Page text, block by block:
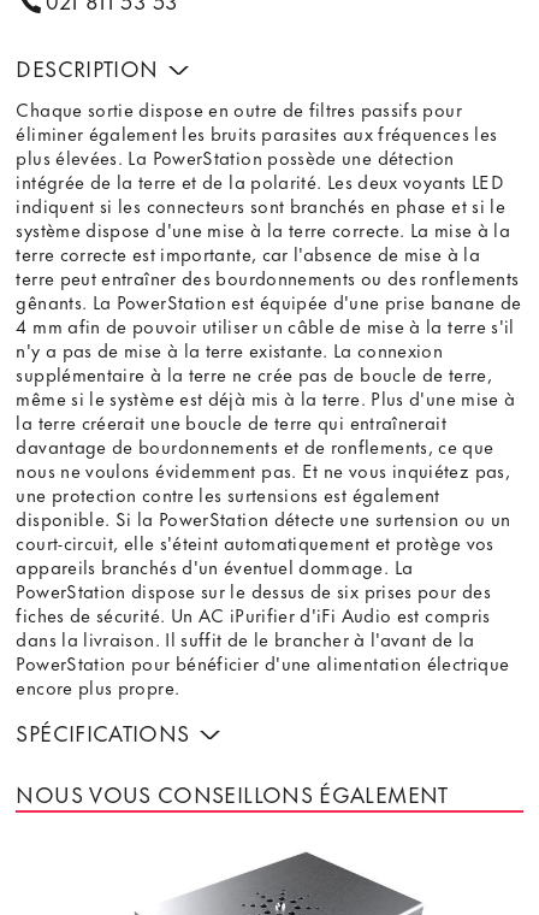
DESCRIPTION
Chaque sortie dispose en outre de filtres passifs pour
éliminer également les bruits parasites aux fréquences les
plus élevées. La PowerStation possède une détection
intégrée de la terre et de la polarité. Les deux voyants LED
indiquent si les connecteurs sont branchés en phase et si le
système dispose d'une mise à la terre correcte. La mise à la
terre correcte est importante, car l'absence de mise à la
terre peut entraîner des bourdonnements ou des ronflements
gênants. La PowerStation est équipée d'une prise banane de
4 mm afin de pouvoir utiliser un câble de mise à la terre s'il
n'y a pas de mise à la terre existante. La connexion
supplémentaire à la terre ne crée pas de boucle de terre,
même si le système est déjà mis à la terre. Plus d'une mise à
la terre créerait une boucle de terre qui entraînerait
davantage de bourdonnements et de ronflements, ce que
nous ne voulons évidemment pas. Et ne vous inquiétez pas,
une protection contre les surtensions est également
disponible. Si la PowerStation détecte une surtension ou un
court-circuit, elle s'éteint automatiquement et protège vos
appareils branchés d'un éventuel dommage. La
PowerStation dispose sur le dessus de six prises pour des
fiches de sécurité. Un AC iPurifier d'iFi Audio est compris
dans la livraison. Il suffit de le brancher à l'avant de la
PowerStation pour bénéficier d'une alimentation électrique
encore plus propre.
SPÉCIFICATIONS
NOUS VOUS CONSEILLONS ÉGALEMENT